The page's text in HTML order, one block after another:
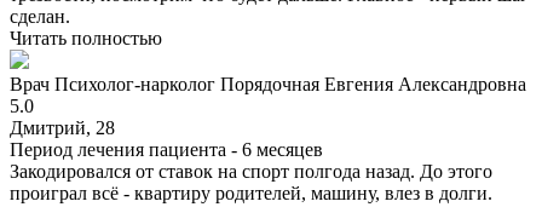
сделан.
Читать полностью
Врач Психолог-нарколог Порядочная Евгения Александровна
5.0
Дмитрий, 28
Период лечения пациента - 6 месяцев
Закодировался от ставок на спорт полгода назад. До этого
проиграл всё - квартиру родителей, машину, влез в долги.